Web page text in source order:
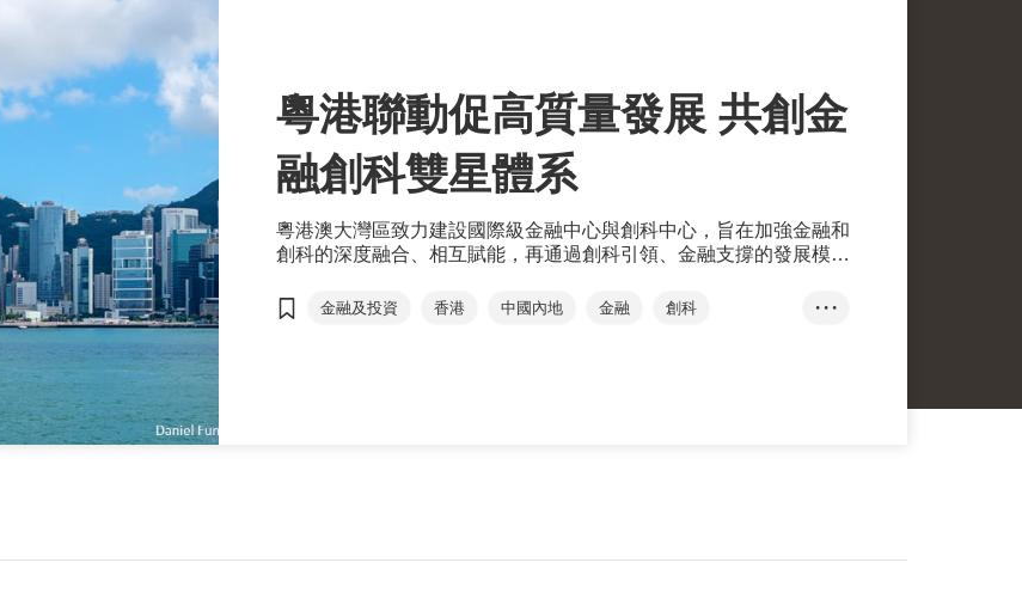
粵港聯動促高質量發展 共創金
融創科雙星體系
粵港澳大灣區致力建設國際級金融中心與創科中心，旨在加強金融和
創科的深度融合、相互賦能，再通過創科引領、金融支撐的發展模
金融及投資 香港 中國內地 金融
創科
• • •